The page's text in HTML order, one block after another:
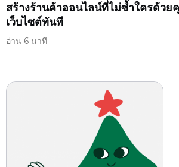
สร้างร้านค้าออนไลน์ที่ไม่ซ้ำใครด้ว
เว็บไซต์ทันที
อ่าน 6 นาที